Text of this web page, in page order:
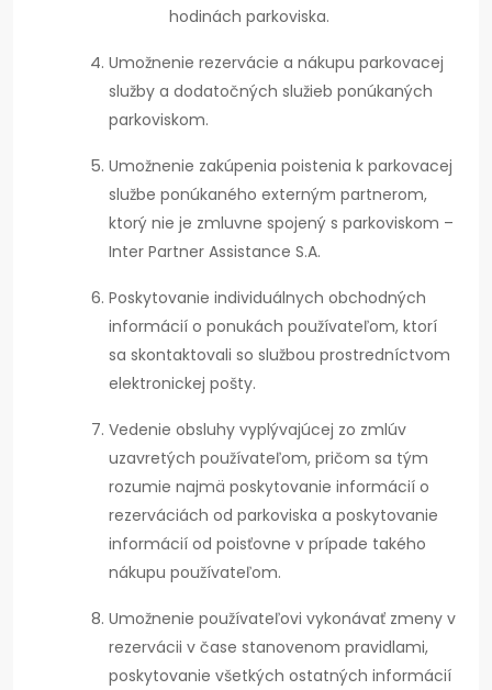
hodinách parkoviska.
Umožnenie rezervácie a nákupu parkovacej
služby a dodatočných služieb ponúkaných
parkoviskom.
Umožnenie zakúpenia poistenia k parkovacej
službe ponúkaného externým partnerom,
ktorý nie je zmluvne spojený s parkoviskom –
Inter Partner Assistance S.A.
Poskytovanie individuálnych obchodných
informácií o ponukách používateľom, ktorí
sa skontaktovali so službou prostredníctvom
elektronickej pošty.
Vedenie obsluhy vyplývajúcej zo zmlúv
uzavretých používateľom, pričom sa tým
rozumie najmä poskytovanie informácií o
rezerváciách od parkoviska a poskytovanie
informácií od poisťovne v prípade takého
nákupu používateľom.
Umožnenie používateľovi vykonávať zmeny v
rezervácii v čase stanovenom pravidlami,
poskytovanie všetkých ostatných informácií